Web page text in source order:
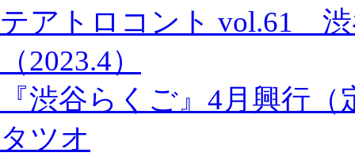
テアトロコント vol.61
（2023.4）
『渋谷らくご』4月興行
タツオ